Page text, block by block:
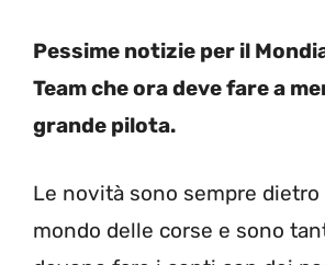
Pessime notizie per il
Team che ora deve fare a
grande pilota.
Le novità sono sempre dietro
mondo delle corse e sono